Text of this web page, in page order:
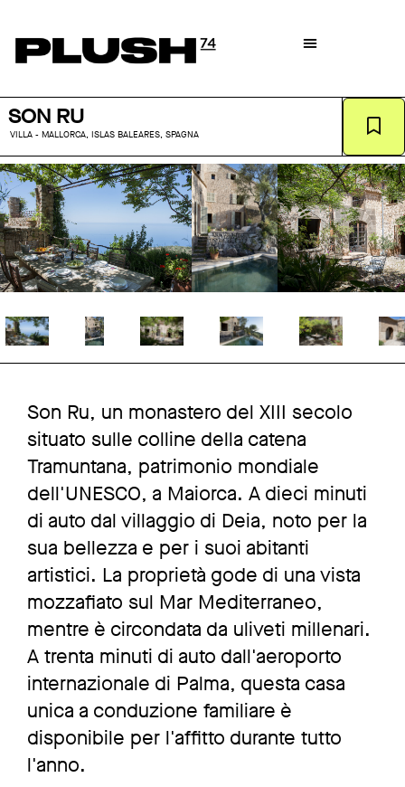
SON RU
VILLA - MALLORCA, ISLAS BALEARES, SPAGNA
Son Ru, un monastero del XIII secolo
situato sulle colline della catena
Tramuntana, patrimonio mondiale
dell'UNESCO, a Maiorca. A dieci minuti
di auto dal villaggio di Deia, noto per la
sua bellezza e per i suoi abitanti
artistici. La proprietà gode di una vista
mozzafiato sul Mar Mediterraneo,
mentre è circondata da uliveti millenari.
A trenta minuti di auto dall'aeroporto
internazionale di Palma, questa casa
unica a conduzione familiare è
disponibile per l'affitto durante tutto
l'anno.